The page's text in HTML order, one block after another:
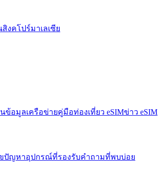
สิงคโปร์มาเลเซีย
นข้อมูลเครือข่ายคู่มือท่องเที่ยว eSIMข่าว eSIM
ปัญหาอุปกรณ์ที่รองรับคำถามที่พบบ่อย